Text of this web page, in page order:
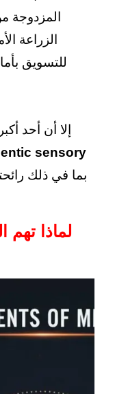
المزدوجة
الزراعة
للتسويق
إلا أن أحد
sensory